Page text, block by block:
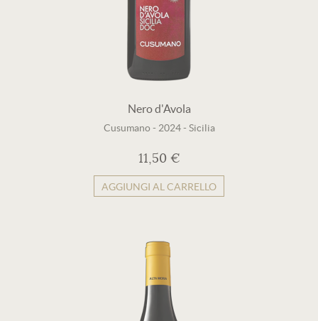
Nero d'Avola
Cusumano - 2024- Sicilia
11,50 €
AGGIUNGI AL CARRELLO